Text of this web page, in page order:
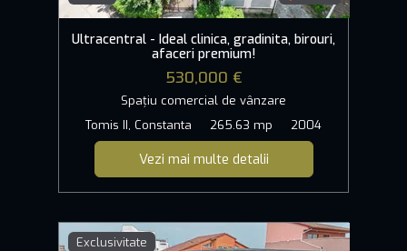
Ultracentral - Ideal clinica, gradinita, birouri,
afaceri premium!
530,000 €
Spațiu comercial de vânzare
Tomis II, Constanta
265.63 mp 2004
Vezi mai multe detalii
Exclusivitate